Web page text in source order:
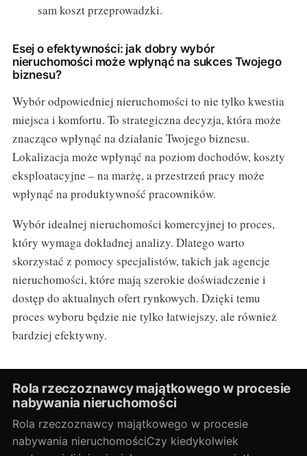
sam koszt przeprowadzki.
Esej o efektywności: jak dobry wybór
nieruchomości może wpłynąć na sukces Twojego
biznesu?
Wybór odpowiedniej nieruchomości to nie tylko kwestia
miejsca i komfortu. To strategiczna decyzja, która może
znacząco wpłynąć na działanie Twojego biznesu.
Lokalizacja może wpłynąć na poziom dochodów, koszty
eksploatacyjne – na marżę, a przestrzeń pracy może
wpłynąć na produktywność pracowników.
Wybór idealnej nieruchomości komercyjnej to proces,
który wymaga dokładnej analizy. Dlatego warto
skorzystać z pomocy specjalistów, takich jak agencje
nieruchomości, które mają szerokie doświadczenie i
dostęp do aktualnych ofert rynkowych. Dzięki temu
proces wyboru będzie nie tylko łatwiejszy, ale również
bardziej efektywny.
Rola rzeczoznawcy majątkowego w procesie
nabywania nieruchomości
Rola rzeczoznawcy majątkowego w procesie
nabywania nieruchomościCzy kiedykolwiek